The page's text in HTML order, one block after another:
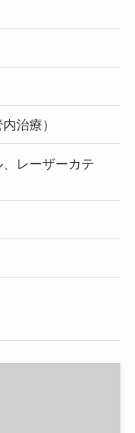
治療）
レーザーカテ